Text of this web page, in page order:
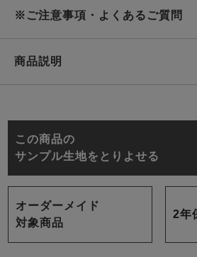
※ご注意事項・よくあるご質問
商品説明
この商品の
サンプル生地をとりよせる
オーダーメイド
対象商品
2年